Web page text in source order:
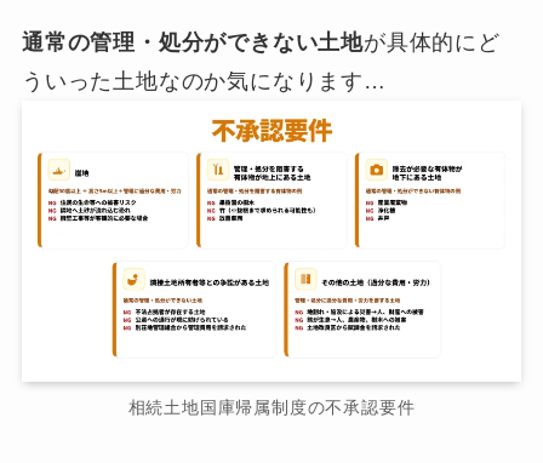
通常の管理・処分ができない土地が具体的にど
ういった土地なのか気になります…
相続土地国庫帰属制度の不承認要件